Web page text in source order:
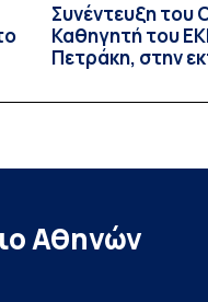
Συνέντευξη του
Καθηγητή του
Πετράκη, στην
Αθηνών